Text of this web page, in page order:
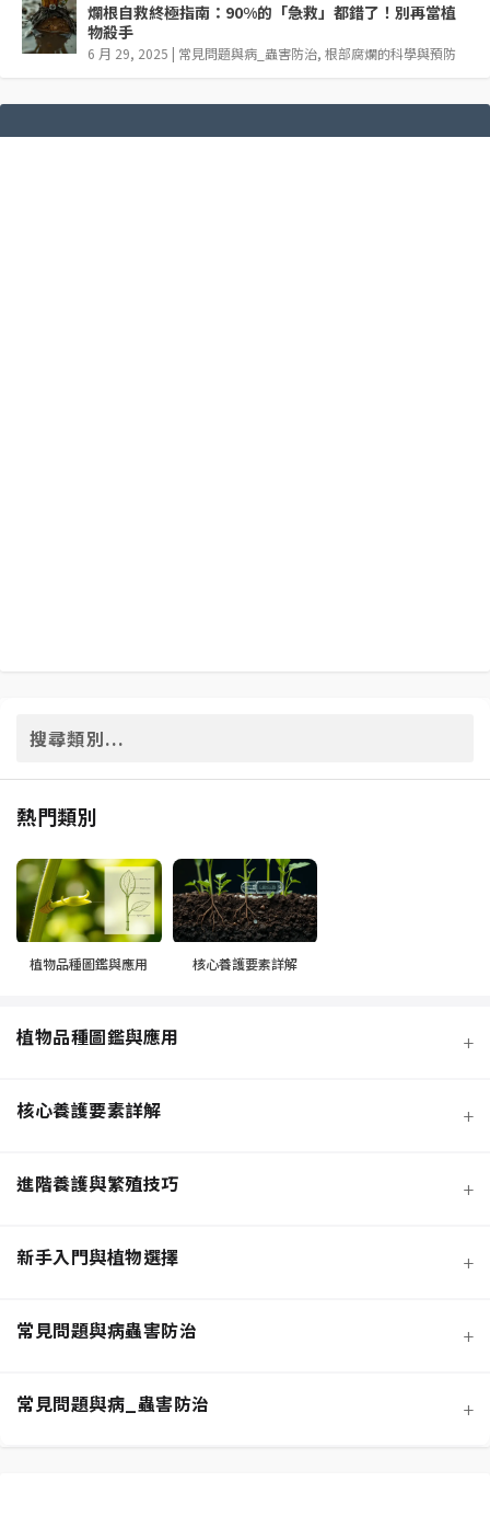
爛根自救終極指南：90%的「急救」都錯了！別再當植
物殺手
6 月 29, 2025 常見問題與病_蟲害防治, 根部腐爛的科學與預防
熱門類別
植物品種圖鑑與應用 核心養護要素詳解
植物品種圖鑑與應用 +
寵物安全與有毒植物清單
功能性植物推薦 (淨化空氣)
核心養護要素詳解 +
施肥策略：植物的營養補充
進階養護與繁殖技巧 +
新手入門與植物選擇 +
常見問題與病蟲害防治 +
常見問題與病_蟲害防治 +